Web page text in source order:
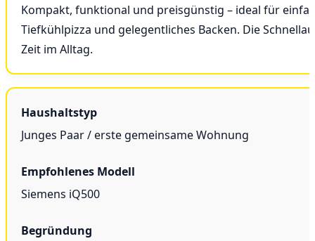
Kompakt, funktional und preisgünstig – ideal für
Tiefkühlpizza und gelegentliches Backen. Die
Zeit im Alltag.
Junges Paar / erste gemeinsame Wohnung
Siemens iQ500